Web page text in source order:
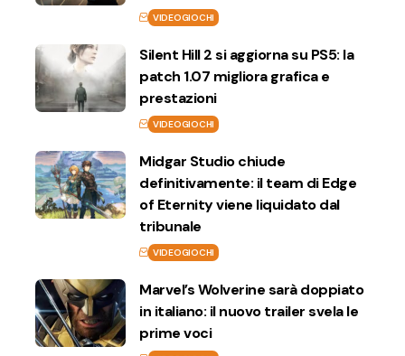
VIDEOGIOCHI
Silent Hill 2 si aggiorna su PS5: la
patch 1.07 migliora grafica e
prestazioni
VIDEOGIOCHI
Midgar Studio chiude
definitivamente: il team di Edge
of Eternity viene liquidato dal
tribunale
VIDEOGIOCHI
Marvel’s Wolverine sarà doppiato
in italiano: il nuovo trailer svela le
prime voci